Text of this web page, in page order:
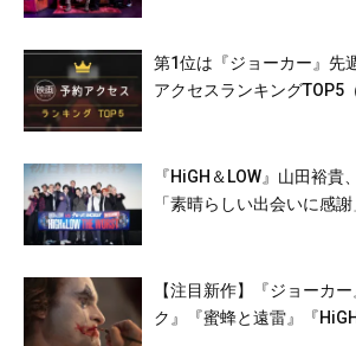
第1位は『ジョーカー』先
アクセスランキングTOP5
『HiGH＆LOW』山田裕貴
「素晴らしい出会いに感謝
【注目新作】『ジョーカ
ク』『蜜蜂と遠雷』『